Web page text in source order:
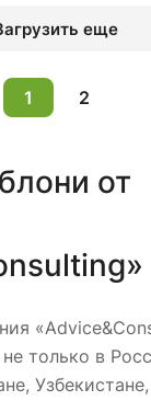
еще
1 2
от
только в